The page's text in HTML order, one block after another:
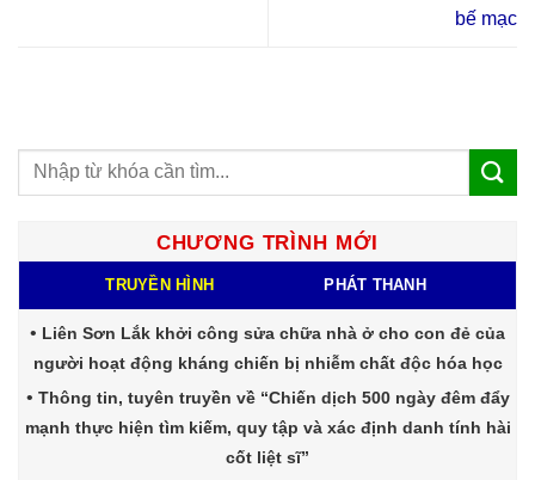
bế mạc
CHƯƠNG TRÌNH MỚI
TRUYỀN HÌNH PHÁT THANH
Liên Sơn Lắk khởi công sửa chữa nhà ở cho con đẻ của
người hoạt động kháng chiến bị nhiễm chất độc hóa học
Thông tin, tuyên truyền về “Chiến dịch 500 ngày đêm đẩy
mạnh thực hiện tìm kiếm, quy tập và xác định danh tính hài
cốt liệt sĩ”